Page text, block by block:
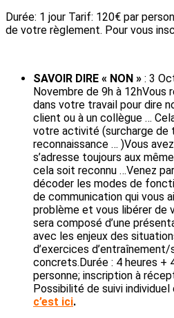
Durée: 1 jour Tarif: 120€ par
de votre règlement. Pour vous
SAVOIR DIRE « NON » : 3
Novembre de 9h à
dans votre travail pour dire
client ou à un collègue …
votre activité (surcharge de
reconnaissance … )Vous avez
s’adresse toujours aux
cela soit reconnu …Venez
décoder les modes de
de communication qui vous
problème et vous libérer de
sera composé d’une
avec les enjeux des
d’exercices
concrets.Durée : 4 heures +
personne; inscription à
Possibilité de suivi
c’est ici.